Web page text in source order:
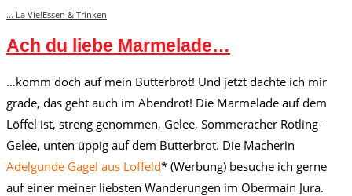
... La Vie!Essen & Trinken
Ach du liebe Marmelade…
…komm doch auf mein Butterbrot! Und jetzt dachte ich mir
grade, das geht auch im Abendrot! Die Marmelade auf dem
Löffel ist, streng genommen, Gelee, Sommeracher Rotling-
Gelee, unten üppig auf dem Butterbrot. Die Macherin
Adelgunde Gagel aus Loffeld* (Werbung) besuche ich gerne
auf einer meiner liebsten Wanderungen im Obermain Jura.